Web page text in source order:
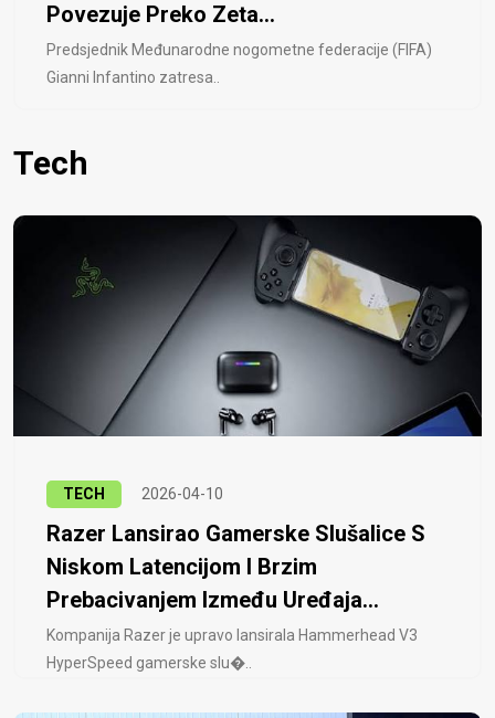
Povezuje Preko Zeta...
Predsjednik Međunarodne nogometne federacije (FIFA)
Gianni Infantino zatresa..
Tech
TECH 2026-04-10
Razer Lansirao Gamerske Slušalice S
Niskom Latencijom I Brzim
Prebacivanjem Između Uređaja...
Kompanija Razer je upravo lansirala Hammerhead V3
HyperSpeed ​​gamerske slu�..